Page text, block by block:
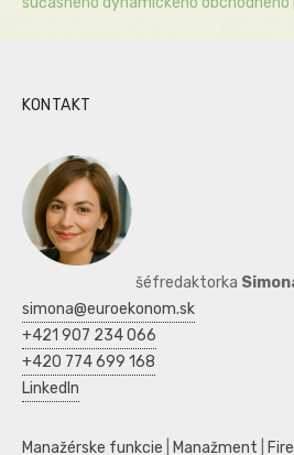
KONTAKT
šéfredaktorka
simona@euroekonom.sk
+421 907 234 066
+420 774 699 168
LinkedIn
Manažérske funkcie Manažment